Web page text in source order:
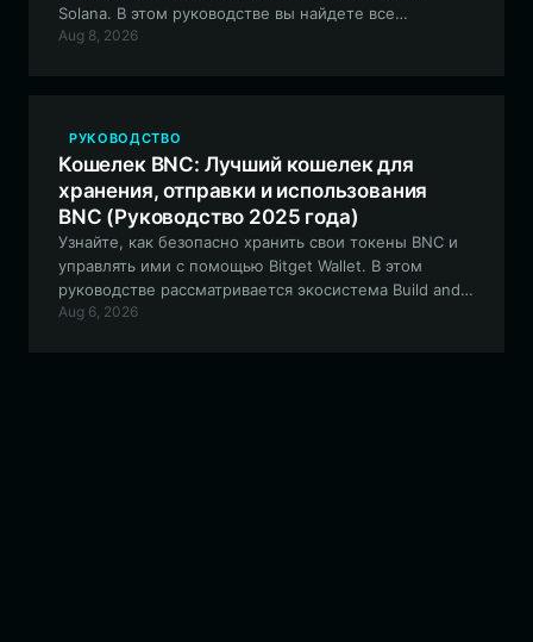
Solana. В этом руководстве вы найдете все
необходимое: от безопасного хранения и удобной
Aug 8, 2026
РУКОВОДСТВО
Кошелек BNC: Лучший кошелек для
хранения, отправки и использования
BNC (Руководство 2025 года)
Узнайте, как безопасно хранить свои токены BNC и
управлять ими с помощью Bitget Wallet. В этом
руководстве рассматривается экосистема Build and
Code, а также представлены экспертные
Aug 6, 2026